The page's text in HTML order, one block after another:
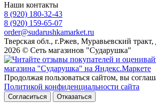
Наши контакты
8 (920) 180-32-43
8 (920) 159-65-07
order@sudarushkamarket.ru
Тверская обл., г.Ржев, Муравьевский тракт,
2026 © Сеть магазинов "Сударушка"
Продолжая пользоваться сайтом, вы
Политикой конфиденциальности сайта
Согласиться Отказаться